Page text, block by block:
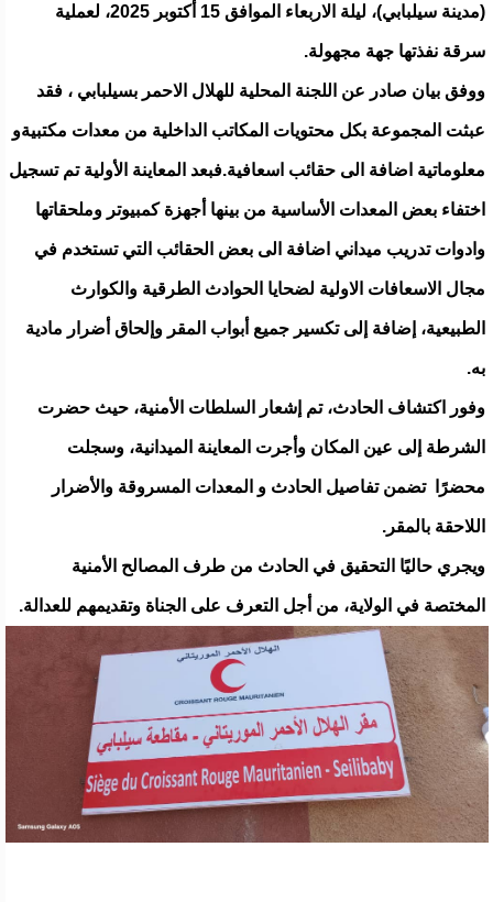
(مدينة سيلبابي)، ليلة الاربعاء الموافق 15 أكتوبر 2025، لعملية
سرقة نفذتها جهة مجهولة.
ووفق بيان صادر عن اللجنة المحلية للهلال الاحمر بسيلبابي ، فقد
عبثت المجموعة بكل محتويات المكاتب الداخلية من معدات مكتبيةو
معلوماتية اضافة الى حقائب اسعافية.فبعد المعاينة الأولية تم تسجيل
اختفاء بعض المعدات الأساسية من بينها أجهزة كمبيوتر وملحقاتها
وادوات تدريب ميداني اضافة الى بعض الحقائب التي تستخدم في
مجال الاسعافات الاولية لضحايا الحوادث الطرقية والكوارث
الطبيعية، إضافة إلى تكسير جميع أبواب المقر وإلحاق أضرار مادية
به.
وفور اكتشاف الحادث، تم إشعار السلطات الأمنية، حيث حضرت
الشرطة إلى عين المكان وأجرت المعاينة الميدانية، وسجلت
محضرًا تضمن تفاصيل الحادث و المعدات المسروقة والأضرار
اللاحقة بالمقر.
ويجري حاليًا التحقيق في الحادث من طرف المصالح الأمنية
المختصة في الولاية، من أجل التعرف على الجناة وتقديمهم للعدالة.